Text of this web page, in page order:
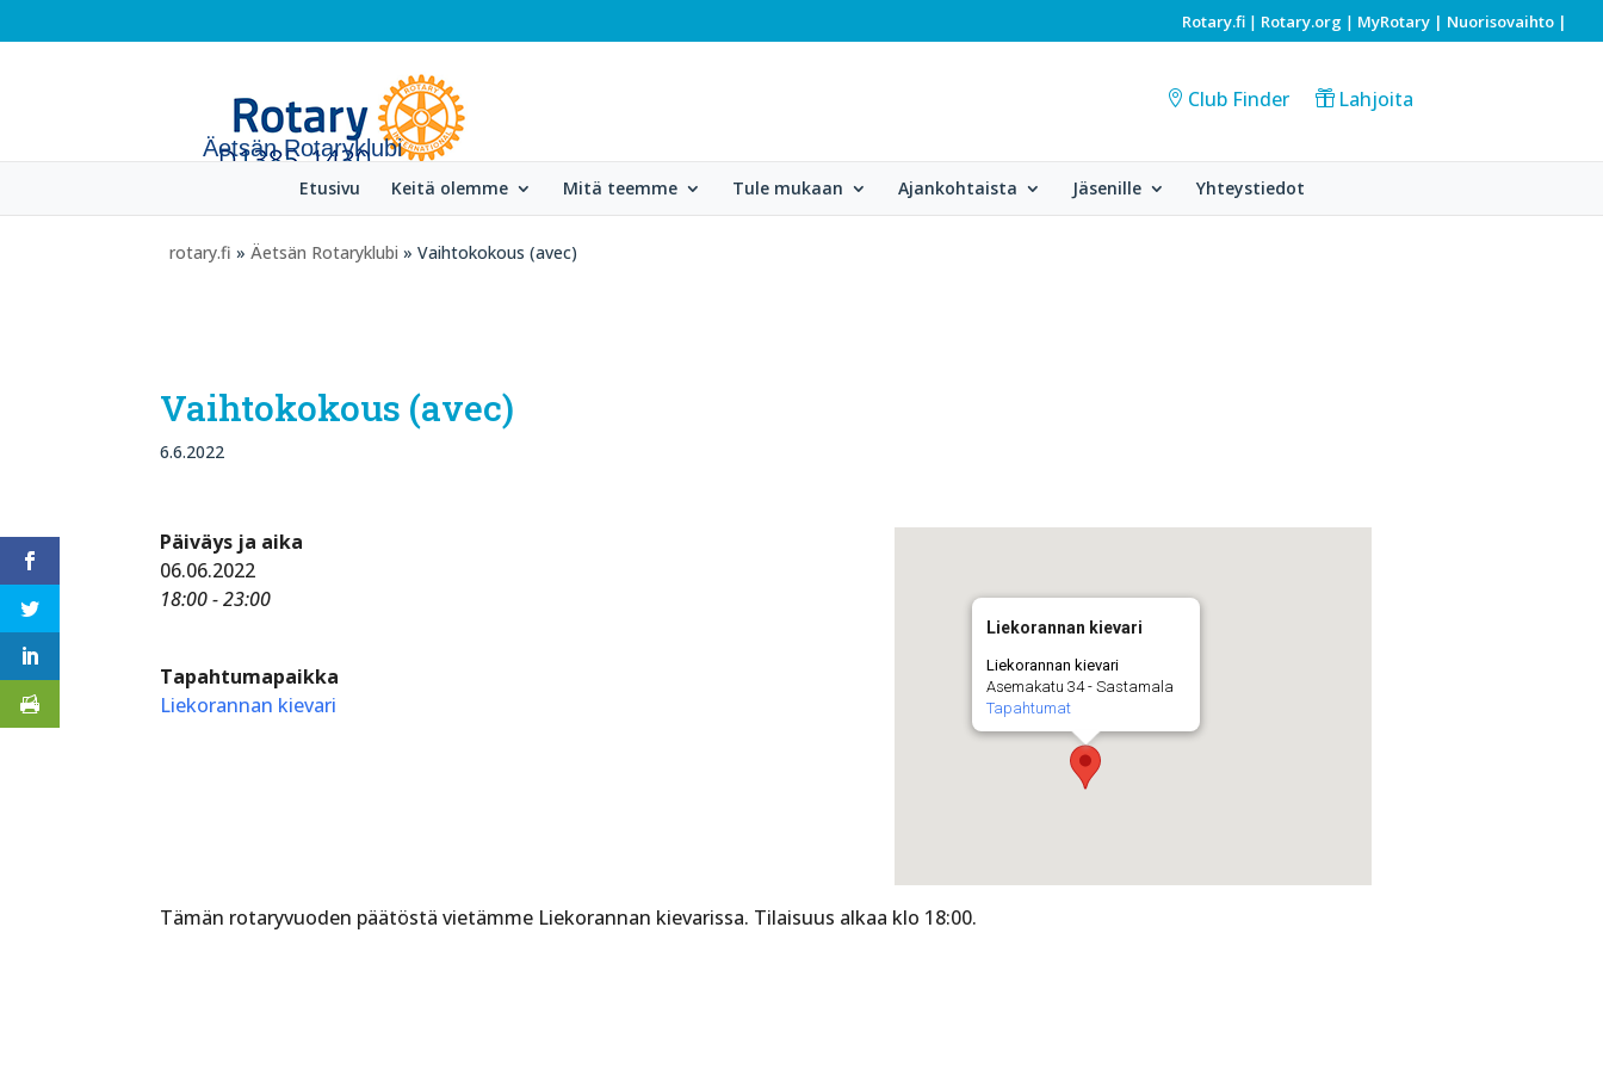
Rotary.fi | Rotary.org | MyRotary | Nuorisovaihto |
Äetsän Rotaryklubi
Club Finder Lahjoita
Etusivu Keitä olemme Mitä teemme Tule mukaan Ajankohtaista Jäsenille Yhteystiedot
rotary.fi » Äetsän Rotaryklubi » Vaihtokokous (avec)
Vaihtokokous (avec)
6.6.2022
Liekorannan kievari
Liekorannan kievari
Asemakatu 34 - Sastamala
Tapahtumat
Päiväys ja aika
06.06.2022
18:00 - 23:00
Tapahtumapaikka
Liekorannan kievari
Tämän rotaryvuoden päätöstä vietämme Liekorannan kievarissa. Tilaisuus alkaa klo 18:00.